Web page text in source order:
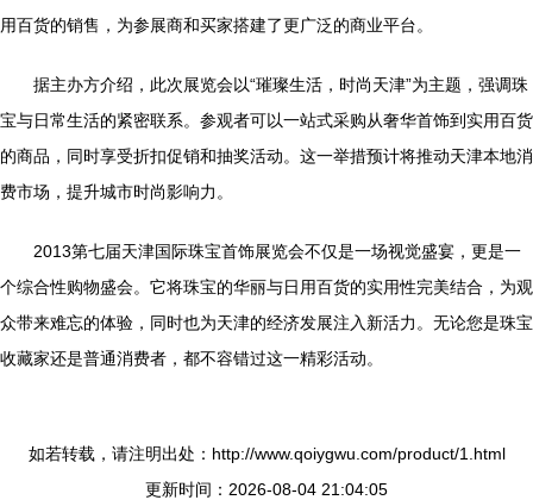
用百货的销售，为参展商和买家搭建了更广泛的商业平台。
据主办方介绍，此次展览会以“璀璨生活，时尚天津”为主题，强调珠
宝与日常生活的紧密联系。参观者可以一站式采购从奢华首饰到实用百货
的商品，同时享受折扣促销和抽奖活动。这一举措预计将推动天津本地消
费市场，提升城市时尚影响力。
2013第七届天津国际珠宝首饰展览会不仅是一场视觉盛宴，更是一
个综合性购物盛会。它将珠宝的华丽与日用百货的实用性完美结合，为观
众带来难忘的体验，同时也为天津的经济发展注入新活力。无论您是珠宝
收藏家还是普通消费者，都不容错过这一精彩活动。
如若转载，请注明出处：http://www.qoiygwu.com/product/1.html
更新时间：2026-08-04 21:04:05